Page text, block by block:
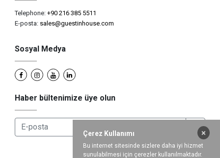
Telephone: +90 216 385 5511
E-posta: sales@guestinhouse.com
Sosyal Medya
Haber bültenimize üye olun
×
Çerez Kullanımı
Bu internet sitesinde sizlere daha iyi hizmet
sunulabilmesi için çerezler kullanılmaktadır.